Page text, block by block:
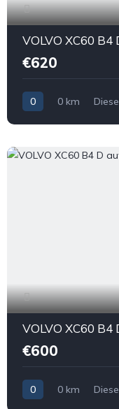
€620
0 0 km
VOLVO XC60
€600
0 0 km